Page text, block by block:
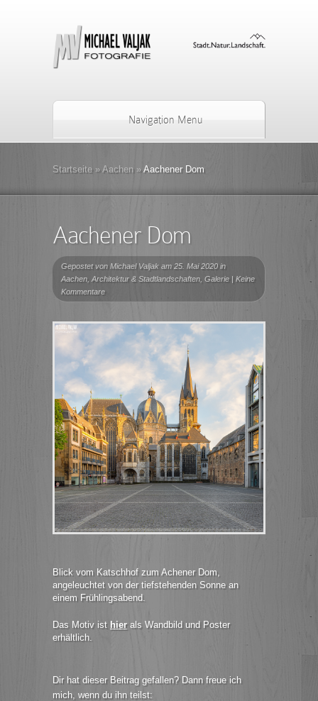
Navigation Menu
Startseite » Aachen »Aachener Dom
Aachener Dom
Gepostet von Michael Valjak am 25. Mai 2020 in
Aachen Architektur & Stadtlandschaften Galerie | Keine
Kommentare
Blick vom Katschhof zum Achener Dom,
angeleuchtet von der tiefstehenden Sonne an
einem Frühlingsabend.
Das Motiv ist hierals Wandbild und Poster
erhältlich.
Dir hat dieser Beitrag gefallen? Dann freue ich
mich, wenn du ihn teilst: